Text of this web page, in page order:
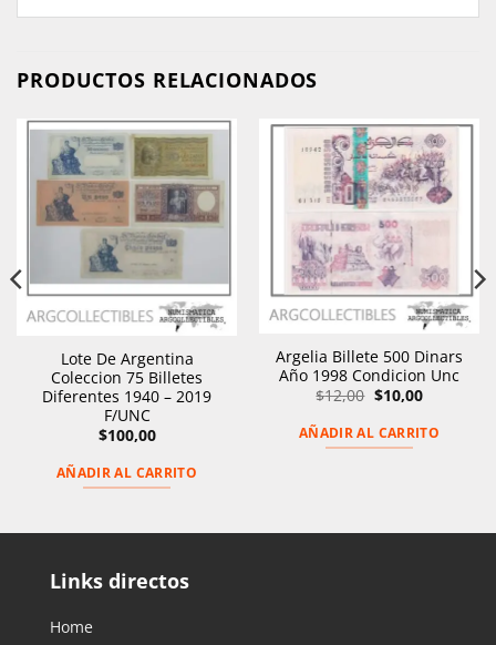
PRODUCTOS RELACIONADOS
Lote De Argentina
Coleccion 75 Billetes
Diferentes 1940 – 2019
F/UNC
$100,00
AÑADIR AL CARRITO
Argelia Billete 500 Dinars
Año 1998 Condicion Unc
$12,00 El
precio
original
era:
$12,00.
$10,00El
precio
actual
es:
AÑADIR AL CARRITO
Links directos
Home